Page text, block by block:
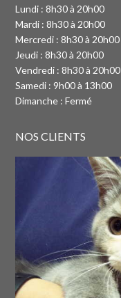
Lundi : 8h30 à 20h00
Mardi : 8h30 à 20h00
Mercredi : 8h30 à 20h00
Jeudi : 8h30 à 20h00
Vendredi : 8h30 à 20h00
Samedi : 9h00 à 13h00
Dimanche : Fermé
NOS CLIENTS